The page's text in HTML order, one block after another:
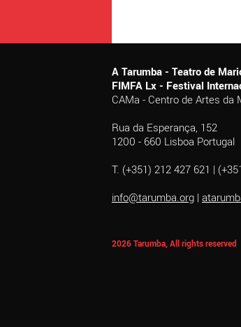
A Tarumba - Teatro de
FIMFA Lx - Festival
CAMa - Centro de Artes da
Rua da Esperança, 152
1200 - 660 Lisboa Portugal
T. (+351) 212 427 621 |
info@tarumba.org |
2026 Tarumba, All rights reserved